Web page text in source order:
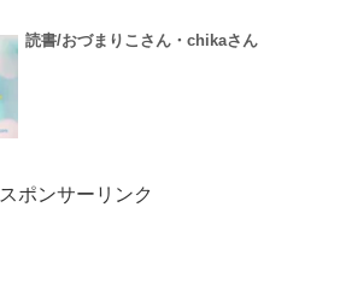
読書/おづまりこさん・chikaさん
スポンサーリンク